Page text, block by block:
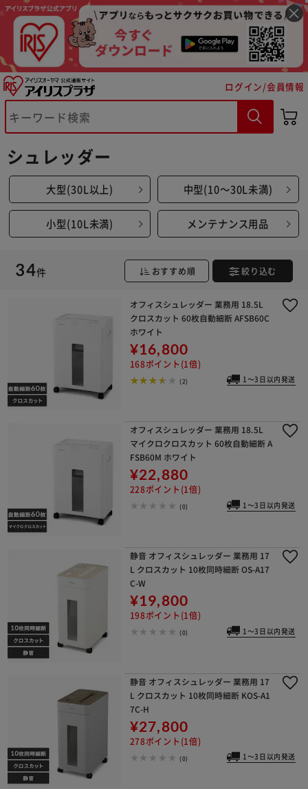
ログイン/会員情報
シュレッダー
大型(30L以上) 中型(10～30L未満)
小型(10L未満) メンテナンス用品
34件 おすすめ順 絞り込む
オフィスシュレッダー 業務用 18.5L
クロスカット 60枚自動細断 AFSB60C
ホワイト
¥16,800
168ポイント(1倍)
(2) 1～3日以内発送
オフィスシュレッダー 業務用 18.5L
マイクロクロスカット 60枚自動細断 A
FSB60M ホワイト
¥22,880
228ポイント(1倍)
(0) 1～3日以内発送
静音 オフィスシュレッダー 業務用 17
L クロスカット 10枚同時細断 OS-A17
C-W
¥19,800
198ポイント(1倍)
(0) 1～3日以内発送
静音 オフィスシュレッダー 業務用 17
L クロスカット 10枚同時細断 KOS-A1
7C-H
¥27,800
278ポイント(1倍)
(0) 1～3日以内発送
※ご確認ください
カートに入れる 購入手続きへ